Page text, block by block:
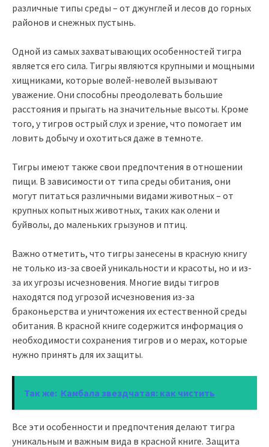
различные типы среды – от джунглей и лесов до горных
районов и снежных пустынь.
Одной из самых захватывающих особенностей тигра
является его сила. Тигры являются крупными и мощными
хищниками, которые волей-неволей вызывают
уважение. Они способны преодолевать большие
расстояния и прыгать на значительные высоты. Кроме
того, у тигров острый слух и зрение, что помогает им
ловить добычу и охотиться даже в темноте.
Тигры имеют также свои предпочтения в отношении
пищи. В зависимости от типа среды обитания, они
могут питаться различными видами животных – от
крупных копытных животных, таких как олени и
буйволы, до маленьких грызунов и птиц.
Важно отметить, что тигры занесены в красную книгу
не только из-за своей уникальности и красоты, но и из-
за их угрозы исчезновения. Многие виды тигров
находятся под угрозой исчезновения из-за
браконьерства и уничтожения их естественной среды
обитания. В красной книге содержится информация о
необходимости сохранения тигров и о мерах, которые
нужно принять для их защиты.
Так же: Камбала звездчатая: как чистить
Все эти особенности и предпочтения делают тигра
уникальным и важным вида в красной книге. Защита